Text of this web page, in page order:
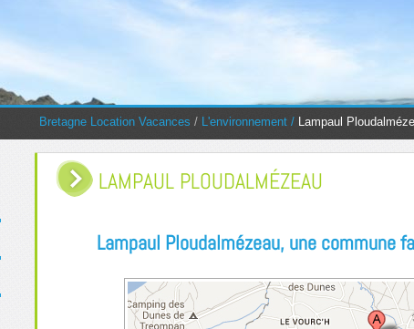
You are here:
Bretagne Location Vacances / L'environnement / Lampaul
LAMPAUL PLOUDALMÉZEAU
Lampaul Ploudalmézeau, une commune